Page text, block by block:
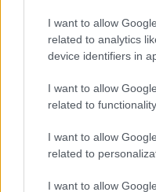
I want to allow
related to analytics
device identifiers in
I want to allow
related to
I want to allow
related to
I want to allow
προεδρική θητεία
οι ελληνικές
ανέφερε
Σε ό, τι αφορά
κ. Ζούκας τόνισε
Ισπανία, η Ιταλία
ανακοινώσει